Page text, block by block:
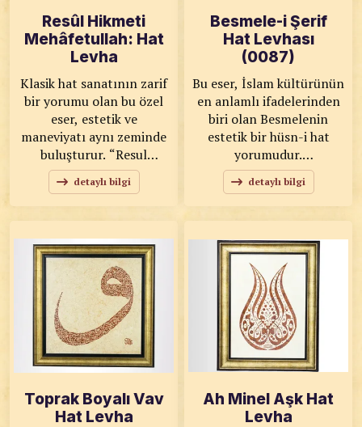
Resûl Hikmeti
Mehâfetullah: Hat
Levha
Klasik hat sanatının zarif
bir yorumu olan bu özel
eser, estetik ve
maneviyatı aynı zeminde
buluşturur. “Resul
Hikmeti” ibaresinin
sanatsal bir
bu tablo, geleneksel
sanat anlayışını modern
mekânlara taşıyan güçlü
bir dekoratif parçadır.
KOD: 0085 SANATKÂR:
Ahmet TEMİZ- Fisun
ONAMAY ÖLÇÜLER:
60x66 ESER
ÖZELLİKLERİ: Orijinal
detaylı bilgi
Besmele-i Şerif
Hat Levhası
(0087)
Bu eser, İslam kültürünün
en anlamlı ifadelerinden
biri olan Besmelenin
estetik bir hüsn-i hat
yorumudur.
“Bismillahirrahmanirrahim”
(Rahmân ve Rahîm olan
Allah’ın adıyla) sözünü
işin başında Allah’ı
anmanın önemini
vurgular. KOD: 0087
SANATKÂR: Ahmet Zeki
YAVAŞ ÖLÇÜLER: 36x99
ESER ÖZELLİKLERİ:
Tıpkı Basım
detaylı bilgi
Toprak Boyalı Vav
Hat Levha
Ah Minel Aşk Hat
Levha